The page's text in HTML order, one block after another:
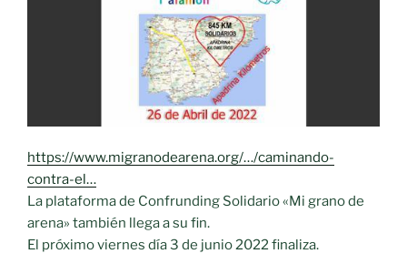
https://www.migranodearena.org/…/caminando-
contra-el…
La plataforma de Confrunding Solidario «Mi grano de
arena» también llega a su fin.
El próximo viernes día 3 de junio 2022 finaliza.